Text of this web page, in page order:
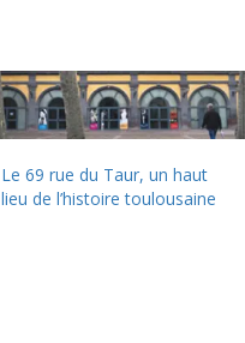
Le 69 rue du Taur, un haut
lieu de l’histoire toulousaine